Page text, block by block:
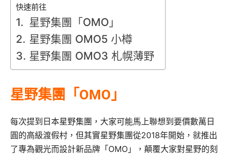
快速前往
星野集團「OMO」
星野集團 OMO5 小樽
星野集團 OMO3 札幌薄野
星野集團「OMO」
每次提到日本星野集團，大家可能馬上聯想到要價數萬日
圓的高級渡假村，但其實星野集團從2018年開始，就推出
了專為觀光而設計新品牌「OMO」，顛覆大家對星野的刻